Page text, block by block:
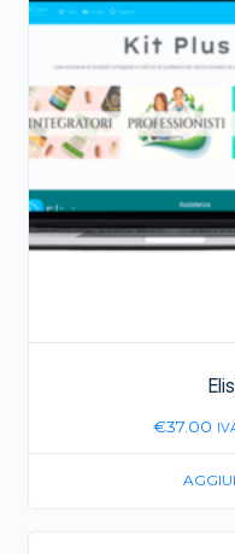
€37.00